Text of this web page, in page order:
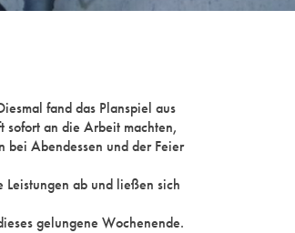
fand das Planspiel aus
sofort an die Arbeit machten,
bei Abendessen und der Feier
ab und ließen sich
gelungene Wochenende.